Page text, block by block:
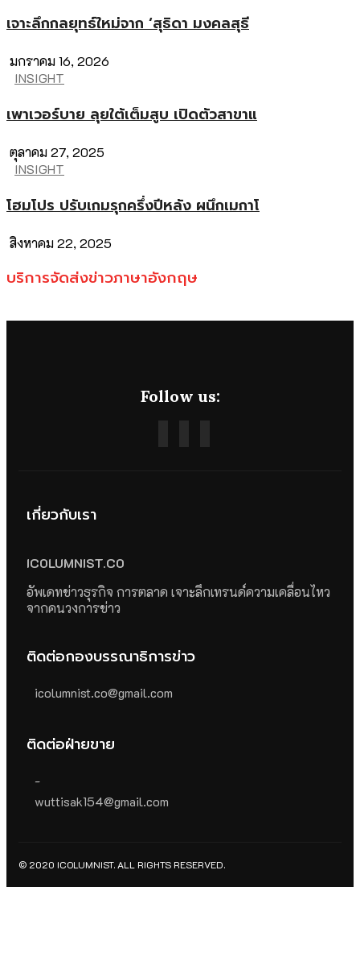
เจาะลึกกลยุทธ์ใหม่จาก ‘สุธิดา มงคลสุธี
มกราคม 16, 2026
INSIGHT
เพาเวอร์บาย ลุยใต้เต็มสูบ เปิดตัวสาขาแ
ตุลาคม 27, 2025
INSIGHT
โฮมโปร ปรับเกมรุกครึ่งปีหลัง ผนึกเมกาโ
สิงหาคม 22, 2025
บริการจัดส่งข่าวภาษาอังกฤษ
Follow us:
เกี่ยวกับเรา
ICOLUMNIST.CO
อัพเดทข่าวธุรกิจ การตลาด เจาะลึกเทรนด์ความเคลื่อนไหว
จากคนวงการข่าว
ติดต่อกองบรรณาธิการข่าว
icolumnist.co@gmail.com
ติดต่อฝ่ายขาย
-
wuttisak154@gmail.com
© 2020 ICOLUMNIST. ALL RIGHTS RESERVED.